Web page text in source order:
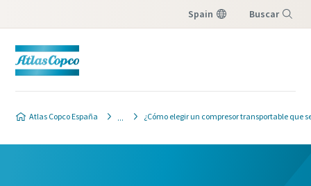
Spain Buscar
Atlas Copco España ¿Cómo elegir un compresor transportable que